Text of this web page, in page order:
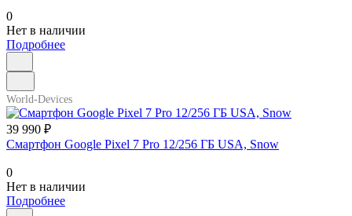
0
Нет в наличии
Подробнее
World-Devices
39 990 ₽
Смартфон Google Pixel 7 Pro 12/256 ГБ USA, Snow
0
Нет в наличии
Подробнее